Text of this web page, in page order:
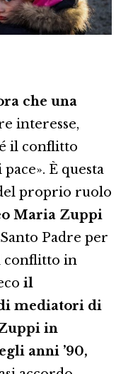
che una
interesse,
il conflitto
È questa
proprio ruolo
Maria Zuppi
Padre per
conflitto in
il
mediatori di
in
anni ’90,